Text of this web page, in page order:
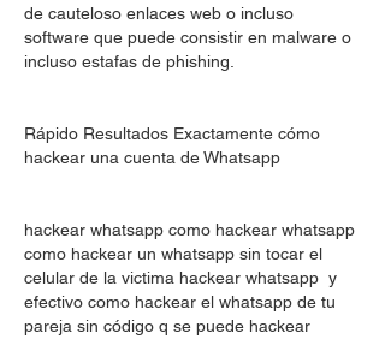
de cauteloso enlaces web o incluso
software que puede consistir en malware o
incluso estafas de phishing.
Rápido Resultados Exactamente cómo
hackear una cuenta de Whatsapp
hackear whatsapp como hackear whatsapp
como hackear un whatsapp sin tocar el
celular de la victima hackear whatsapp  y
efectivo como hackear el whatsapp de tu
pareja sin código q se puede hackear